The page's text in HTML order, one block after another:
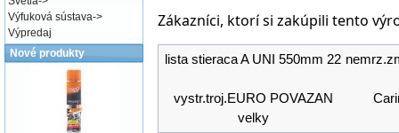
Zákazníci, ktorí si zakúpili tento
lista stieraca A UNI 550mm 22
vystr.troj.EURO POVAZAN
velky
Výfuková sústava->
Výpredaj
Nové produkty